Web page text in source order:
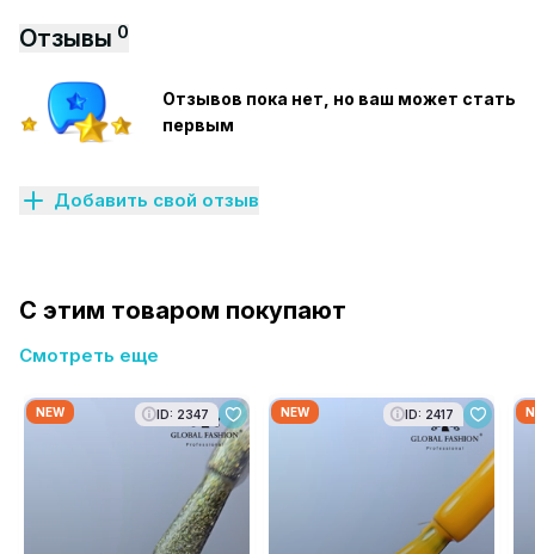
Отзывы 0
Отзывов пока нет, но ваш может стать
первым
Добавить свой отзыв
С этим товаром покупают
Смотреть еще
NEW ID: 2347 NEW ID: 2417